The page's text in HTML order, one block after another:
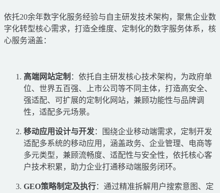
依托20余年数字化服务经验与自主研发技术架构，聚焦企业数
字化转型核心需求，打造全维度、定制化的数字服务体系，核
心服务涵盖：
高端网站定制 ：依托自主研发核心技术架构，为政府单
位、世界五百强、上市公司等不同主体，打造高安全、
强适配、可扩展的定制化网站，兼顾功能性与品牌调
性，适配多元场景。
移动应用设计与开发：围绕企业移动端需求，定制开发
适配多系统的移动应用，涵盖政务、企业管理、电商等
多元类型，兼顾流畅度、适配性与安全性，依托核心客
户技术积累，助力企业打通移动端服务闭环。
GEO策略制定及执行：通过精准拆解用户搜索意图、定